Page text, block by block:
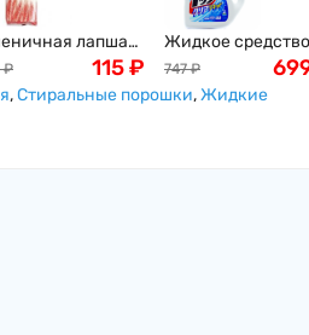
лапша
Green Label,
₽ 115₽
Жидкое средство
"Top-сила
ферментов"для
747 ₽
,Стиральные порошки,Жидкие